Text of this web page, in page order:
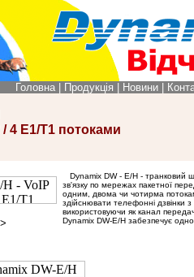
Головна Продукція Новини
4 E1/T1 потоками
Dynamix DW - E/H - транковий
зв'язку по мережах пакетної
одним, двома чи чотирма
здійснювати телефонні
використовуючи як канал
Dynamіx DW-E/H забезпечує